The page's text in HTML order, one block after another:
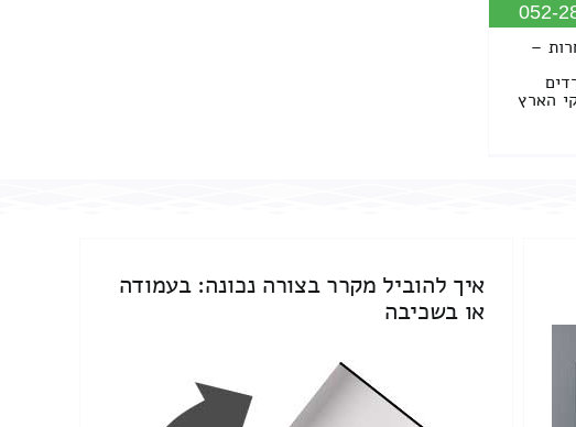
052-
–
הארץ
איך להוביל מקרר בצורה נכונה: בעמודה
או בשכיבה